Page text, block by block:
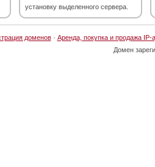
установку выделенного сервера.
доменов· Аренда, покупка и продажа IP-
Домен